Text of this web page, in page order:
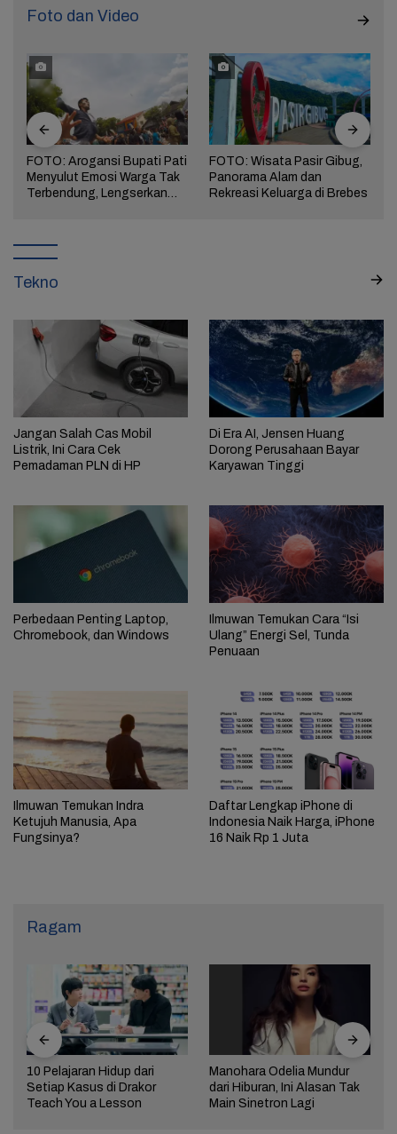
Foto dan Video
FOTO: Arogansi Bupati Pati
Menyulut Emosi Warga Tak
Terbendung, Lengserkan
FOTO: Wisata Pasir Gibug,
Panorama Alam dan
Rekreasi Keluarga di Brebes
Tekno
Jangan Salah Cas Mobil
Listrik, Ini Cara Cek
Pemadaman PLN di HP
Di Era AI, Jensen Huang
Dorong Perusahaan Bayar
Karyawan Tinggi
Perbedaan Penting Laptop,
Chromebook, dan Windows
Ilmuwan Temukan Cara “Isi
Ulang” Energi Sel, Tunda
Penuaan
Ilmuwan Temukan Indra
Ketujuh Manusia, Apa
Fungsinya?
Daftar Lengkap iPhone di
Indonesia Naik Harga, iPhone
16 Naik Rp 1 Juta
Ragam
10 Pelajaran Hidup dari
Setiap Kasus di Drakor
Teach You a Lesson
Manohara Odelia Mundur
dari Hiburan, Ini Alasan Tak
Main Sinetron Lagi